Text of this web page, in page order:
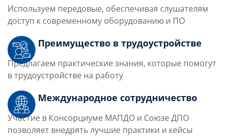
Используем передовые, обеспечивая слушателям
доступ к современному оборудованию и ПО
Преимущество в трудоустройстве
Предлагаем практические знания, которые помогут
в трудоустройстве на работу
Международное сотрудничество
Участие в Консорциуме МАПДО и Союзе ДПО
позволяет внедрять лучшие практики и кейсы